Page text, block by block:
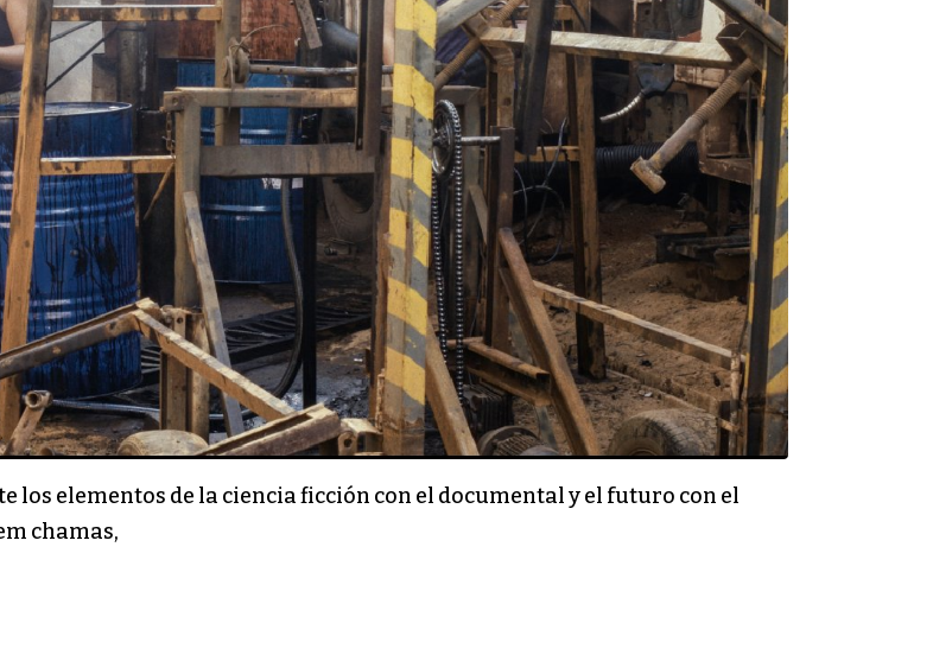
los elementos de la ciencia ficción con el documental y el futuro con el
chamas,